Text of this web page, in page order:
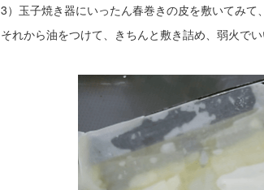
3）玉子焼き器にいったん春巻きの皮を敷いてみて
それから油をつけて、きちんと敷き詰め、弱火でい